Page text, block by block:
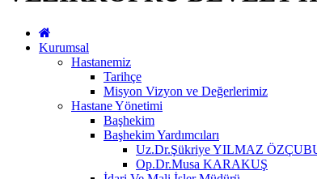
Kurumsal
Hastanemiz
Tarihçe
Misyon Vizyon ve Değerlerimiz
Hastane Yönetimi
Başhekim
Başhekim Yardımcıları
Uz.Dr.Şükriye YILMAZ
Op.Dr.Musa KARAKUŞ